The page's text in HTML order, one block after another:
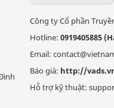
Công ty Cổ phần
Hotline: 0919405885
Email:
Báo giá: http://
Hỗ trợ kỹ thuật: